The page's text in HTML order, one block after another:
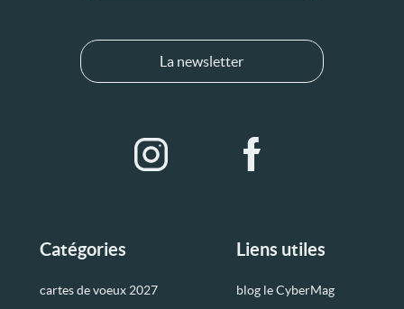
Catégories
cartes de voeux 2027
Liens utiles
blog le CyberMag
La newsletter